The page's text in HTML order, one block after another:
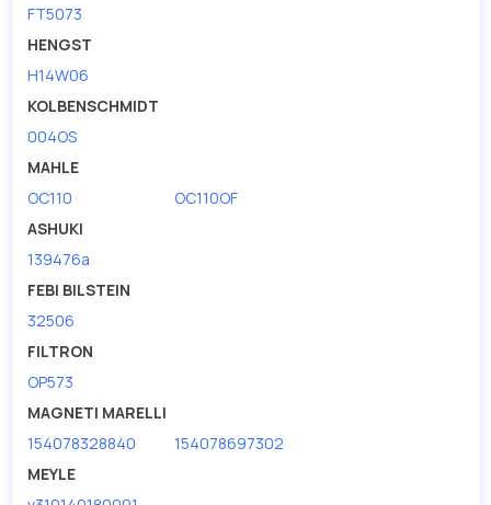
FT5073
HENGST
H14W06
KOLBENSCHMIDT
004OS
MAHLE
OC110
OC110OF
ASHUKI
139476a
FEBI BILSTEIN
32506
FILTRON
OP573
MAGNETI MARELLI
154078328840
154078697302
MEYLE